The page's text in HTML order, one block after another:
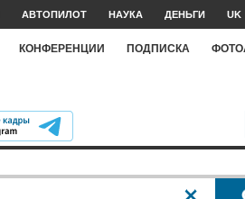
АВТОПИЛОТ НАУКА ДЕНЬГИ UK
КОНФЕРЕНЦИИ ПОДПИСКА